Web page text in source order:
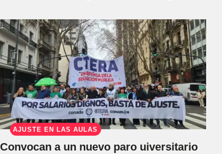
AJUSTE EN LAS AULAS
Convocan a un nuevo paro uiversitario